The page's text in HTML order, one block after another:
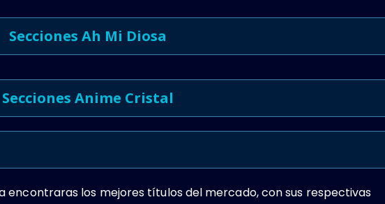
Secciones Ah Mi Diosa
Secciones Anime Cristal
encontraras los mejores títulos del mercado, con sus respectivas